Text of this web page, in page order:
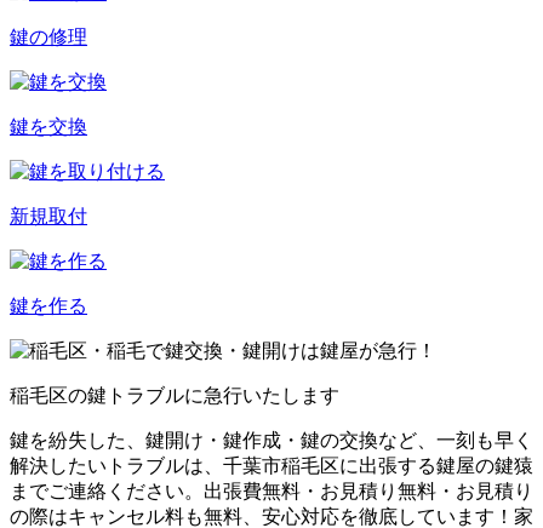
鍵の修理
鍵を交換
新規取付
鍵を作る
稲毛区の鍵トラブルに急行いたします
鍵を紛失した、鍵開け・鍵作成・鍵の交換など、一刻も早く
解決したいトラブルは、千葉市稲毛区に出張する鍵屋の鍵猿
までご連絡ください。出張費無料・お見積り無料・お見積り
の際はキャンセル料も無料、安心対応を徹底しています！家